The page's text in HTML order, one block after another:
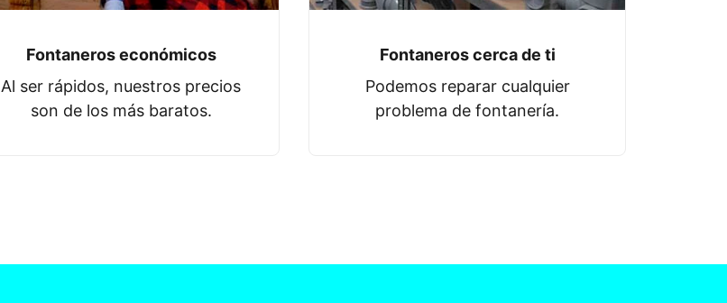
Fontaneros económicos
Al ser rápidos, nuestros precios
son de los más baratos.
Fontaneros cerca de ti
Podemos reparar cualquier
problema de fontanería.